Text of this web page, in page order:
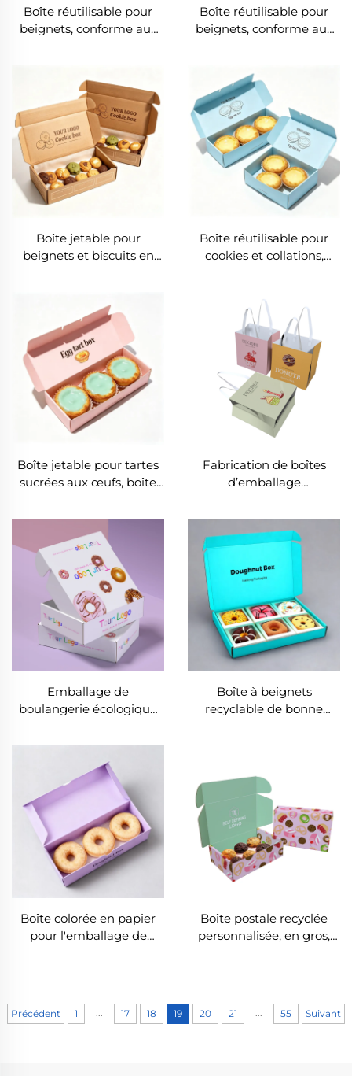
Boîte réutilisable pour
beignets, conforme aux
personnalisable, boîte
biodégradable et
écologique pour cookies,
avec fenêtre, boîte sucrée
pour cookies
Boîte réutilisable pour
beignets, conforme aux
personnalisable, boîte
biodégradable et
écologique pour cookies,
boîte sucrée pour cookies
Boîte jetable pour
beignets et biscuits en
emballage artisanal pour
pain et cookies, destiné
aux produits alimentaires
Boîte réutilisable pour
cookies et collations,
et personnalisable, boîte
biodégradable et
écologique pour beignets,
boîte sucrée pour biscuits
Boîte jetable pour tartes
sucrées aux œufs, boîte
cookies, fabrication sous
marque (OEM) pour
boîtes de boulangerie à
beignets et emballages
de biscuits
Fabrication de boîtes
d’emballage
gâteaux, desserts et
beignets, sacs en papier
kraft pour gâteaux à
emporter, avec poignée,
destinés aux cadeaux
Emballage de
boulangerie écologique
beignets, en gros,
personnalisable avec
impression sur mesure,
grand coffret en papier
pour mochi beignets avec
logo
Boîte à beignets
recyclable de bonne
pour beignets
Boîte colorée en papier
pour l'emballage de
d'emballage pour
beignets, gâteaux,
Boîte postale recyclée
personnalisée, en gros,
beignets, boîte
d'emballage de
Précédent 1 ... 17 18 19 20 21 ... 55 Suivant